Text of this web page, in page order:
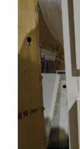
Русский
Search
for: